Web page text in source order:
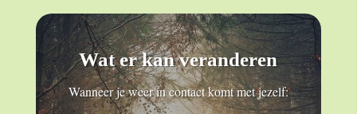
Wat er kan veranderen
Wanneer je weer in contact komt met jezelf: